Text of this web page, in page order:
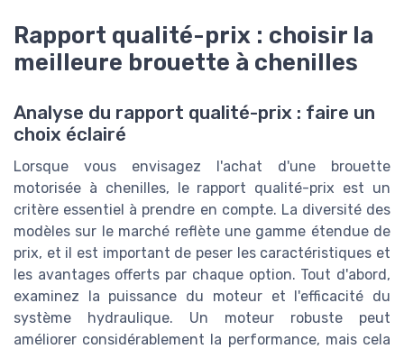
Rapport qualité-prix : choisir la
meilleure brouette à chenilles
Analyse du rapport qualité-prix : faire un
choix éclairé
Lorsque vous envisagez l'achat d'une brouette
motorisée à chenilles, le rapport qualité-prix est un
critère essentiel à prendre en compte. La diversité des
modèles sur le marché reflète une gamme étendue de
prix, et il est important de peser les caractéristiques et
les avantages offerts par chaque option. Tout d'abord,
examinez la puissance du moteur et l'efficacité du
système hydraulique. Un moteur robuste peut
améliorer considérablement la performance, mais cela